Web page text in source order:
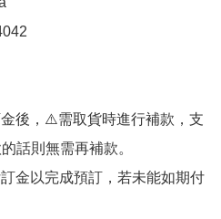
後，⚠️需取貨時進行補款，支
話則無需再補款。
金以完成預訂，若未能如期付